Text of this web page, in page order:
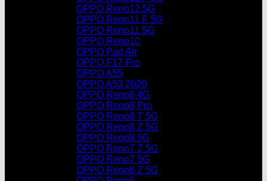
OPPO Reno12 5G
OPPO Reno11 F 5G
OPPO Reno11 5G
OPPO Reno10
OPPO Pad Air
OPPO F17 Pro
OPPO A55
OPPO A53 2020
OPPO Reno8 4G
OPPO Reno8 Pro
OPPO Reno8 T 5G
OPPO Reno8 Z 5G
OPPO Reno8 5G
OPPO Reno7 Z 5G
OPPO Reno7 5G
OPPO Reno6 Z 5G